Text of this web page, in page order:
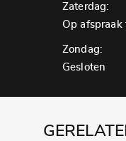
Zaterdag:
Op
Zondag:
Gesloten